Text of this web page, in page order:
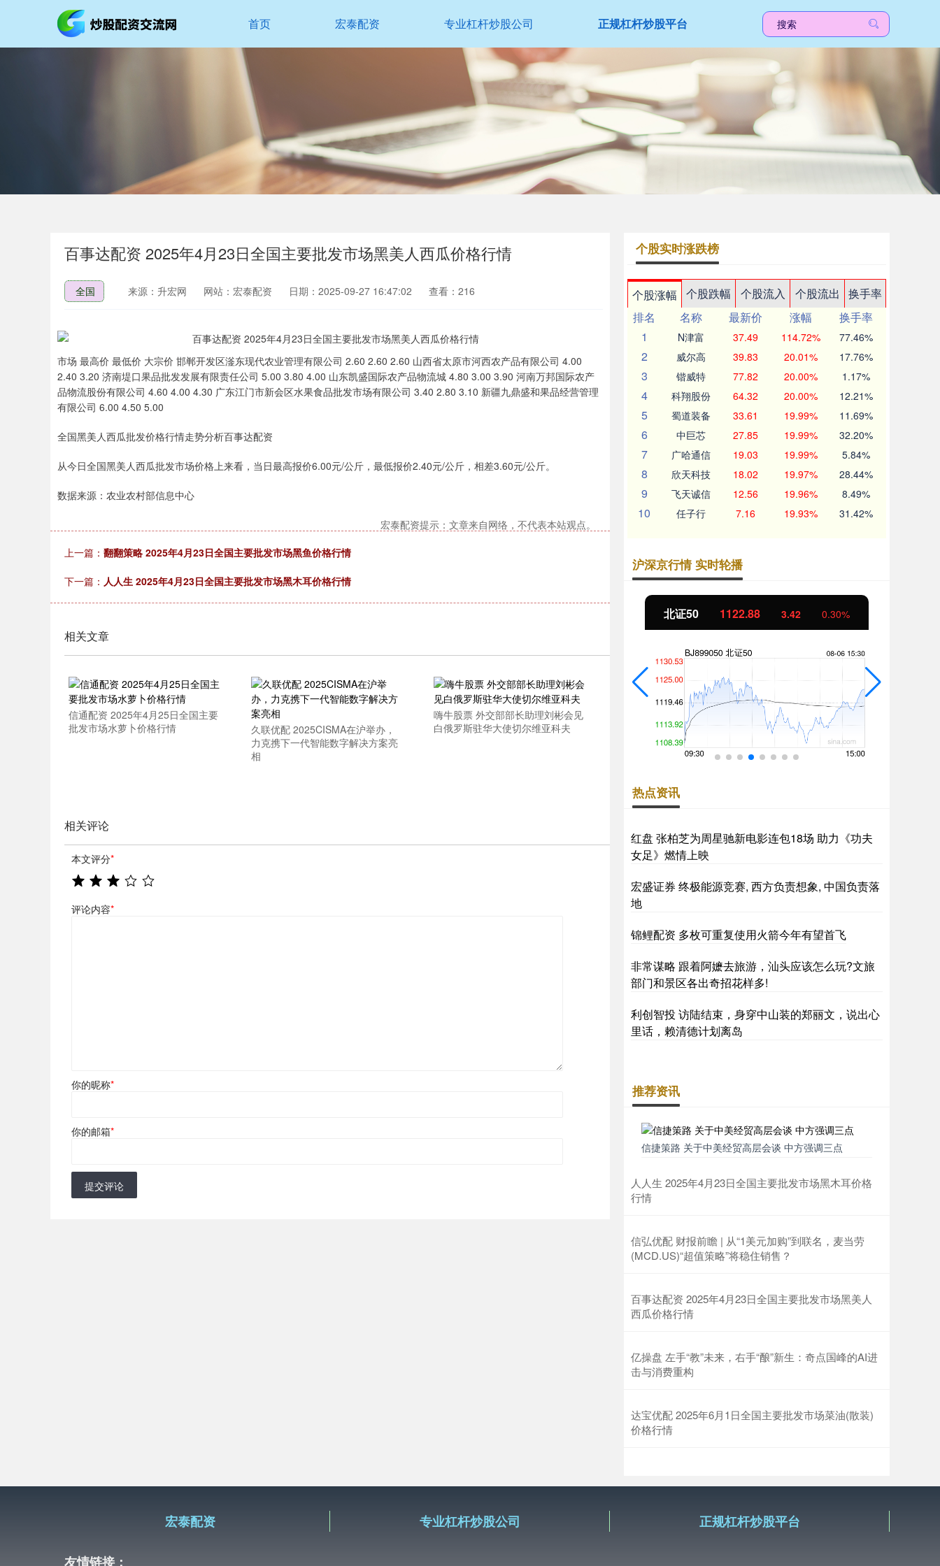
首页 宏泰配资 专业杠杆炒股公司 正规杠杆炒股平台
百事达配资 2025年4月23日全国主要批发市场黑美人西瓜价格行情
全国 来源：升宏网 网站：宏泰配资 日期：2025-09-27 16:47:02 查看：216
市场 最高价 最低价 大宗价 邯郸开发区滏东现代农业管理有限公司 2.60 2.60 2.60 山西省太原市河西农产品有限公司 4.00
2.40 3.20 济南堤口果品批发发展有限责任公司 5.00 3.80 4.00 山东凯盛国际农产品物流城 4.80 3.00 3.90 河南万邦国际农产
品物流股份有限公司 4.60 4.00 4.30 广东江门市新会区水果食品批发市场有限公司 3.40 2.80 3.10 新疆九鼎盛和果品经营管理
有限公司 6.00 4.50 5.00
全国黑美人西瓜批发价格行情走势分析百事达配资
从今日全国黑美人西瓜批发市场价格上来看，当日最高报价6.00元/公斤，最低报价2.40元/公斤，相差3.60元/公斤。
数据来源：农业农村部信息中心
宏泰配资提示：文章来自网络，不代表本站观点。
上一篇： 翻翻策略 2025年4月23日全国主要批发市场黑鱼价格行情
下一篇： 人人生 2025年4月23日全国主要批发市场黑木耳价格行情
相关文章
信通配资 2025年4月25日全国主要
批发市场水萝卜价格行情
久联优配 2025CISMA在沪举办，
力克携下一代智能数字解决方案亮
相
嗨牛股票 外交部部长助理刘彬会见
白俄罗斯驻华大使切尔维亚科夫
相关评论
本文评分*
评论内容*
你的昵称*
你的邮箱*
提交评论
个股实时涨跌榜
个股涨幅 个股跌幅 个股流入 个股流出
换手率
排名
名称 最新价 涨幅
换手率
1
N津富 37.49 114.72% 77.46%
2 威尔高 39.83 20.01% 17.76%
3 锴威特 77.82 20.00% 1.17%
4 科翔股份 64.32 20.00% 12.21%
5 蜀道装备 33.61 19.99% 11.69%
6 中巨芯 27.85 19.99% 32.20%
7 广哈通信 19.03 19.99% 5.84%
8 欣天科技 18.02 19.97% 28.44%
9 飞天诚信 12.56 19.96% 8.49%
10 任子行 7.16 19.93% 31.42%
沪深京行情 实时轮播
北证50 1122.88 3.42 0.30%
热点资讯
红盘 张柏芝为周星驰新电影连包18场 助力《功夫
女足》燃情上映
宏盛证券 终极能源竞赛, 西方负责想象, 中国负责落
地
锦鲤配资 多枚可重复使用火箭今年有望首飞
非常谋略 跟着阿嬷去旅游，汕头应该怎么玩?文旅
部门和景区各出奇招花样多!
利创智投 访陆结束，身穿中山装的郑丽文，说出心
里话，赖清德计划离岛
推荐资讯
信捷策路 关于中美经贸高层会谈 中方强调三点
人人生 2025年4月23日全国主要批发市场黑木耳价格
行情
信弘优配 财报前瞻 | 从“1美元加购”到联名，麦当劳
(MCD.US)“超值策略”将稳住销售？
百事达配资 2025年4月23日全国主要批发市场黑美人
西瓜价格行情
亿操盘 左手“教”未来，右手“酿”新生：奇点国峰的AI进
击与消费重构
达宝优配 2025年6月1日全国主要批发市场菜油(散装)
价格行情
宏泰配资 专业杠杆炒股公司 正规杠杆炒股平台
友情链接：